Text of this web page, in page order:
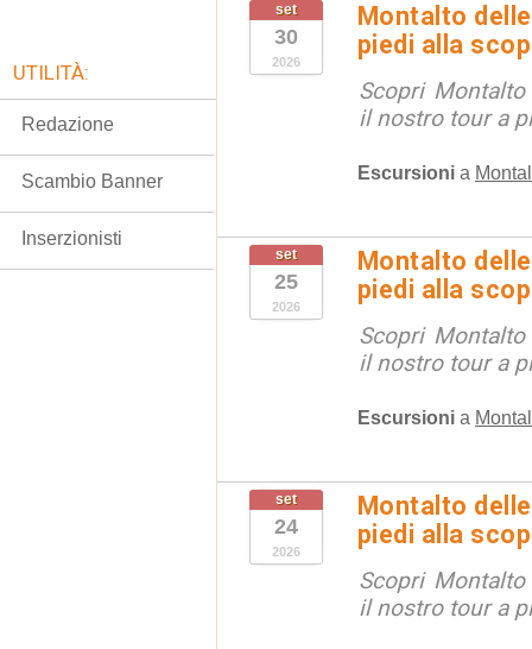
set
30
2026
Montalto
piedi alla
Scopri
il nostro tour a
Escursioni a
set
25
2026
Montalto
piedi alla
Scopri
il nostro tour a
Escursioni a
set
24
2026
Montalto
piedi alla
Scopri
il nostro tour a
UTILITÀ:
Redazione
Scambio Banner
Inserzionisti